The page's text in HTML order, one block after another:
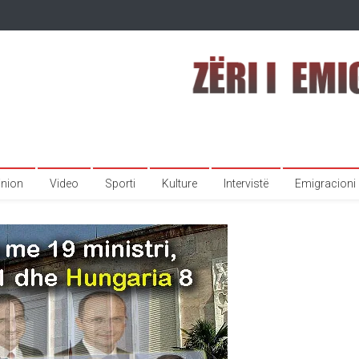
Video Sporti Kulture Intervistë Emigracioni